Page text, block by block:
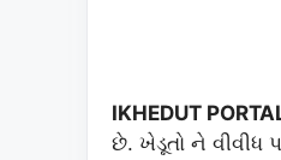
IKHEDUT
છે. ખેડૂતો ને વીવીધ